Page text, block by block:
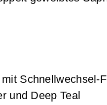
Schnellwechsel-
und Deep Teal